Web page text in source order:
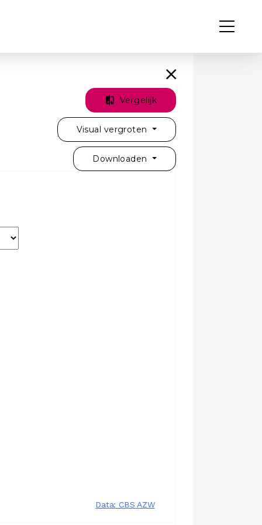
Vergelijk
Visual vergroten
Downloaden